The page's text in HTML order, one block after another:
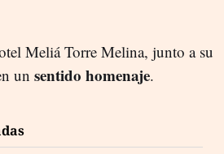
Meliá Torre Melina, junto a su
un sentido homenaje.